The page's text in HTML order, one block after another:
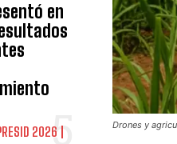
en
2026 Drones y